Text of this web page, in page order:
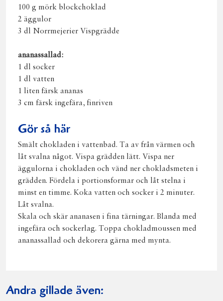
100 g mörk blockchoklad
2 äggulor
3 dl Norrmejerier Vispgrädde
ananassallad:
1 dl socker
1 dl vatten
1 liten färsk ananas
3 cm färsk ingefära, finriven
Gör så här
Smält chokladen i vattenbad. Ta av från värmen och
låt svalna något. Vispa grädden lätt. Vispa ner
äggulorna i chokladen och vänd ner chokladsmeten i
grädden. Fördela i portionsformar och låt stelna i
minst en timme. Koka vatten och socker i 2 minuter.
Låt svalna.
Skala och skär ananasen i fina tärningar. Blanda med
ingefära och sockerlag. Toppa chokladmoussen med
ananassallad och dekorera gärna med mynta.
Andra gillade även: